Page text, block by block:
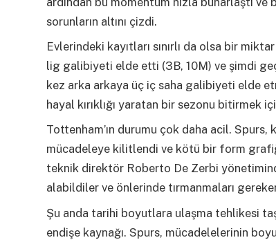
sorunların altını çizdi.
Evlerindeki kayıtları sınırlı da olsa bir
lig galibiyeti elde etti (3B, 10M) ve şimdi
kez arka arkaya üç iç saha galibiyeti elde
hayal kırıklığı yaratan bir sezonu bitirmek
Tottenham’ın durumu çok daha acil.
mücadeleye kilitlendi ve kötü bir form
teknik direktör Roberto De Zerbi
alabildiler ve önlerinde tırmanmaları
Şu anda tarihi boyutlara ulaşma tehlikesi
endişe kaynağı. Spurs, mücadelelerinin